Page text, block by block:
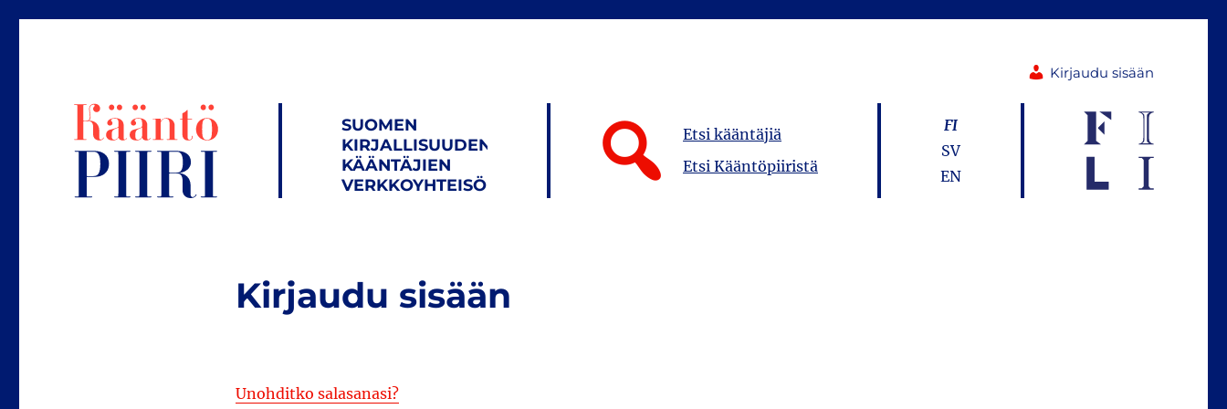
Kirjaudu sisään
SUOMEN
KIRJALLISUUDEN
KÄÄNTÄJIEN
VERKKOYHTEISÖ
Etsi kääntäjiä
Etsi Kääntöpiiristä
FI
SV
EN
Kirjaudu sisään
Unohditko salasanasi?